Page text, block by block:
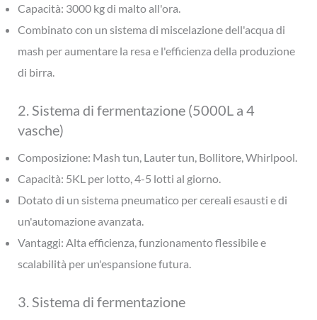
Capacità: 3000 kg di malto all'ora.
Combinato con un sistema di miscelazione dell'acqua di
mash per aumentare la resa e l'efficienza della produzione
di birra.
2. Sistema di fermentazione (5000L a 4
vasche)
Composizione: Mash tun, Lauter tun, Bollitore, Whirlpool.
Capacità: 5KL per lotto, 4-5 lotti al giorno.
Dotato di un sistema pneumatico per cereali esausti e di
un'automazione avanzata.
Vantaggi: Alta efficienza, funzionamento flessibile e
scalabilità per un'espansione futura.
3. Sistema di fermentazione